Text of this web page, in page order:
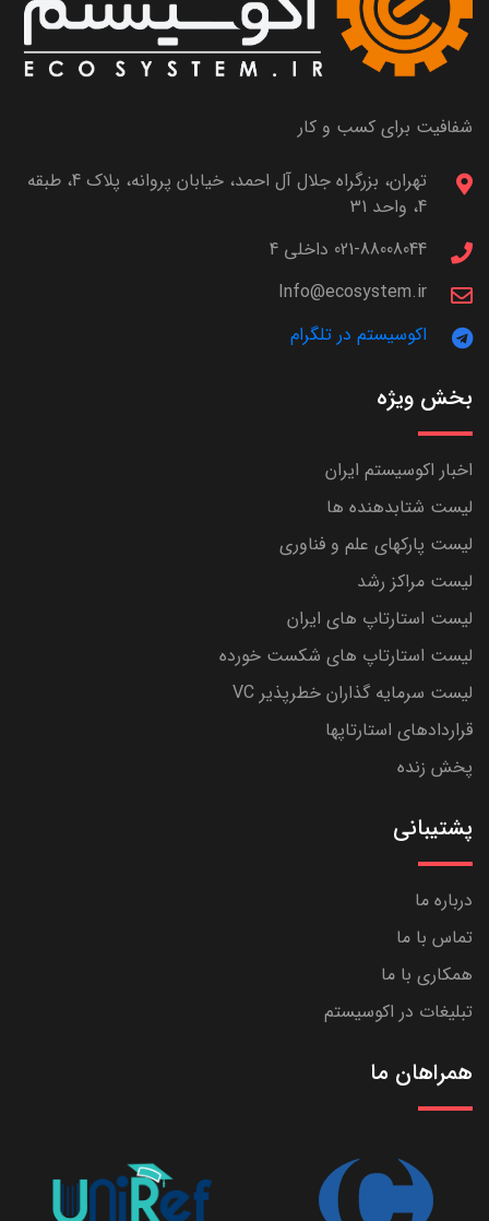
شفافیت برای کسب و کار
تهران، بزرگراه جلال آل احمد، خیابان پروانه، پلاک 4، طبقه
4، واحد 31
021-88008044 داخلی 4
Info@ecosystem.ir
اکوسیستم در تلگرام
بخش ویژه
اخبار اکوسیستم ایران
لیست شتابدهنده ها
لیست پارکهای علم و فناوری
لیست مراکز رشد
لیست استارتاپ های ایران
لیست استارتاپ های شکست خورده
لیست سرمایه گذاران خطرپذیر VC
قراردادهای استارتاپها
پخش زنده
پشتیبانی
درباره ما
تماس با ما
همکاری با ما
تبلیغات در اکوسیستم
همراهان ما